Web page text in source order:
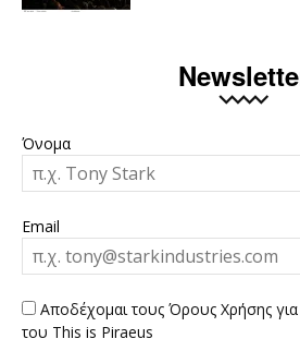
Όνομα
Email
Αποδέχομαι τους Όρους Χρήσης
του This is Piraeus